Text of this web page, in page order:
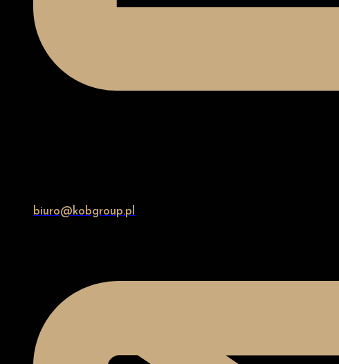
biuro@kobgroup.pl